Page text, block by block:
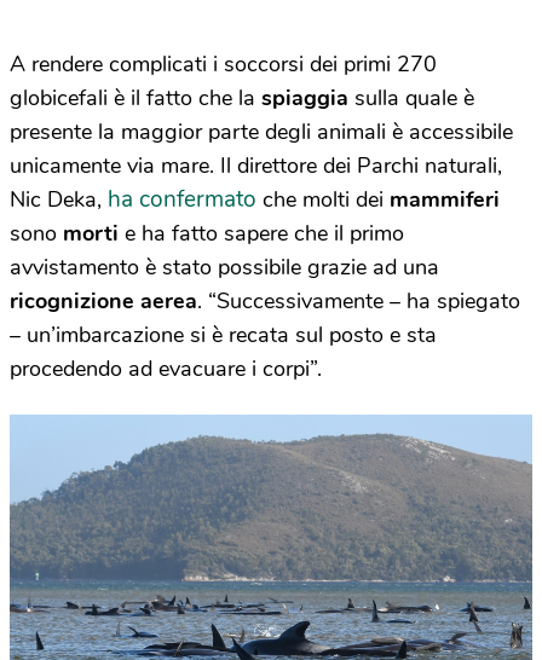
A rendere complicati i soccorsi dei primi 270
globicefali è il fatto che la spiaggia sulla quale è
presente la maggior parte degli animali è accessibile
unicamente via mare. Il direttore dei Parchi naturali,
Nic Deka, ha confermato che molti dei mammiferi
sono morti e ha fatto sapere che il primo
avvistamento è stato possibile grazie ad una
ricognizione aerea. “Successivamente – ha spiegato
– un’imbarcazione si è recata sul posto e sta
procedendo ad evacuare i corpi”.